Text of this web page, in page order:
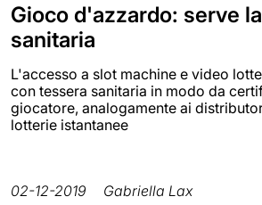
Gioco d'azzardo: serve
sanitaria
L'accesso a slot machine e video
con tessera sanitaria in modo da
giocatore, analogamente ai
lotterie istantanee
02-12-2019 Gabriella Lax